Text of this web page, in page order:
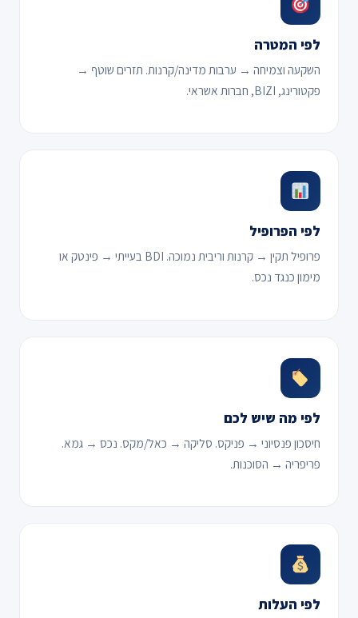
לפי המטרה
השקעה וצמיחה → ערבות מדינה/קרנות. תזרים שוטף →
פקטורינג, BIZI, חברות אשראי.
לפי הפרופיל
פרופיל תקין → קרנות וריבית נמוכה. BDI בעייתי → פינטק או
מימון כנגד נכס.
לפי מה שיש לכם
חיסכון פנסיוני → פניקס. סליקה → כאל/מקס. נכס → גמא.
פריפריה → הסוכנות.
לפי העלות